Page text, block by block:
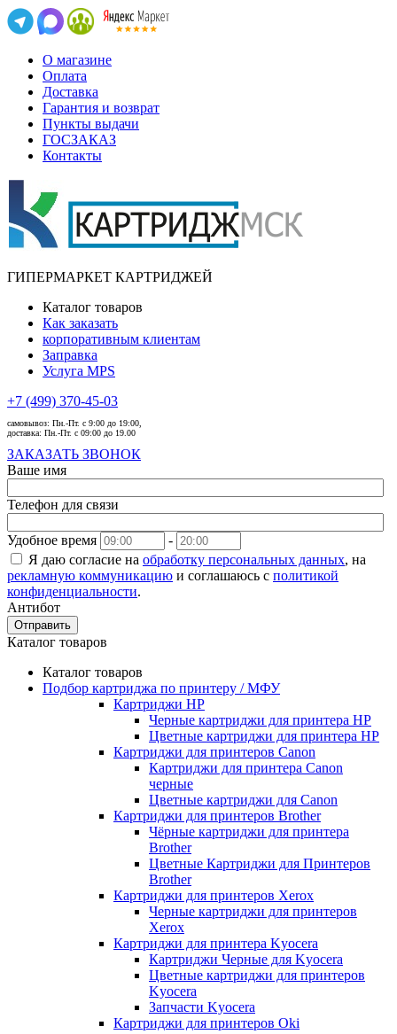
О магазине
Оплата
Доставка
Гарантия и возврат
Пункты выдачи
ГОСЗАКАЗ
Контакты
ГИПЕРМАРКЕТ КАРТРИДЖЕЙ
Каталог товаров
Как заказать
корпоративным клиентам
Заправка
Услуга MPS
+7 (499) 370-45-03
самовывоз: Пн.-Пт. с 9:00 до 19:00,
доставка: Пн.-Пт. с 09:00 до 19.00
ЗАКАЗАТЬ ЗВОНОК
Ваше имя
Телефон для связи
Удобное время
-
Я даю согласие на обработку персональных данных, на
рекламную коммуникацию и соглашаюсь с политикой
конфиденциальности.
Антибот
Отправить
Каталог товаров
Каталог товаров
Подбор картриджа по принтеру / МФУ
Картриджи HP
Черные картриджи для принтера HP
Цветные картриджи для принтера HP
Картриджи для принтеров Сanon
Картриджи для принтера Сanon
черные
Цветные картриджи для Сanon
Картриджи для принтеров Brother
Чёрные картриджи для принтера
Brother
Цветные Картриджи для Принтеров
Brother
Картриджи для принтеров Xerox
Черные картриджи для принтеров
Xerox
Картриджи для принтера Kyocera
Картриджи Черные для Kyocera
Цветные картриджи для принтеров
Kyocera
Запчасти Kyocera
Картриджи для принтеров Oki